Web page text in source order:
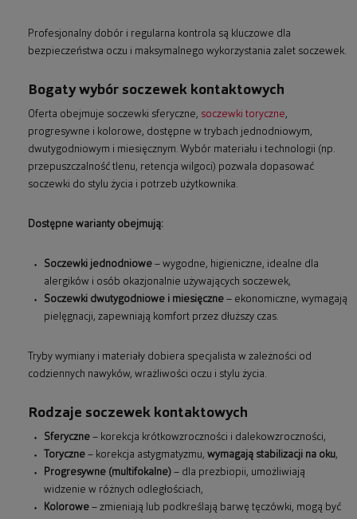
Profesjonalny dobór i regularna kontrola są kluczowe dla
bezpieczeństwa oczu i maksymalnego wykorzystania zalet soczewek.
Bogaty wybór soczewek kontaktowych
Oferta obejmuje soczewki sferyczne, soczewki toryczne,
progresywne i kolorowe, dostępne w trybach jednodniowym,
dwutygodniowym i miesięcznym. Wybór materiału i technologii (np.
przepuszczalność tlenu, retencja wilgoci) pozwala dopasować
soczewki do stylu życia i potrzeb użytkownika.
Dostępne warianty obejmują:
Soczewki jednodniowe – wygodne, higieniczne, idealne dla
alergików i osób okazjonalnie używających soczewek,
Soczewki dwutygodniowe i miesięczne – ekonomiczne, wymagają
pielęgnacji, zapewniają komfort przez dłuższy czas.
Tryby wymiany i materiały dobiera specjalista w zależności od
codziennych nawyków, wrażliwości oczu i stylu życia.
Rodzaje soczewek kontaktowych
Sferyczne – korekcja krótkowzroczności i dalekowzroczności,
Toryczne – korekcja astygmatyzmu, wymagają stabilizacji na oku,
Progresywne (multifokalne) – dla prezbiopii, umożliwiają
widzenie w różnych odległościach,
Kolorowe – zmieniają lub podkreślają barwę tęczówki, mogą być